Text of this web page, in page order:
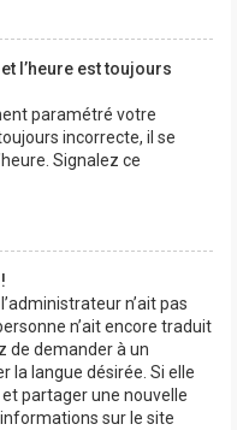
l’heure est toujours
paramétré votre
incorrecte, il se
Signalez ce
n’ait pas
n’ait encore traduit
de demander à un
la langue désirée. Si elle
et partager une nouvelle
sur le site